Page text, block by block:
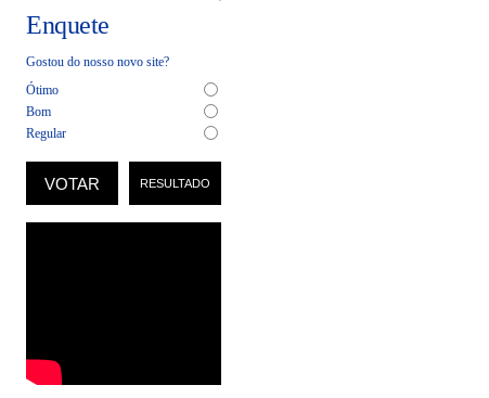
Enquete
Gostou do nosso novo site?
Ótimo
Bom
Regular